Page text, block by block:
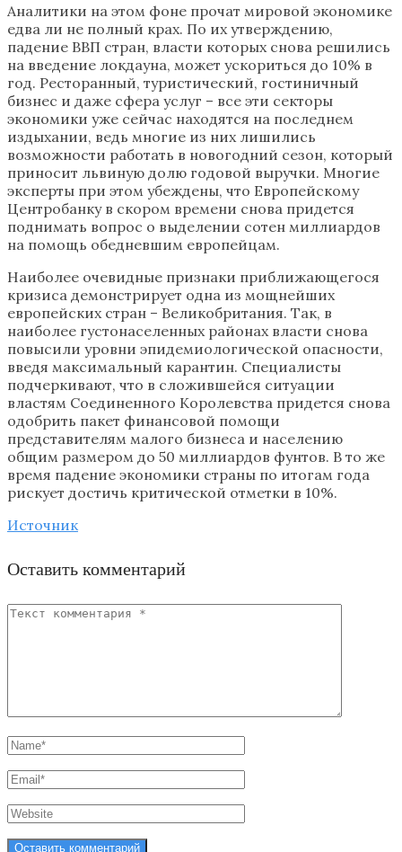
Аналитики на этом фоне прочат мировой экономике
едва ли не полный крах. По их утверждению,
падение ВВП стран, власти которых снова решились
на введение локдауна, может ускориться до 10% в
год. Ресторанный, туристический, гостиничный
бизнес и даже сфера услуг – все эти секторы
экономики уже сейчас находятся на последнем
издыхании, ведь многие из них лишились
возможности работать в новогодний сезон, который
приносит львиную долю годовой выручки. Многие
эксперты при этом убеждены, что Европейскому
Центробанку в скором времени снова придется
поднимать вопрос о выделении сотен миллиардов
на помощь обедневшим европейцам.
Наиболее очевидные признаки приближающегося
кризиса демонстрирует одна из мощнейших
европейских стран – Великобритания. Так, в
наиболее густонаселенных районах власти снова
повысили уровни эпидемиологической опасности,
введя максимальный карантин. Специалисты
подчеркивают, что в сложившейся ситуации
властям Соединенного Королевства придется снова
одобрить пакет финансовой помощи
представителям малого бизнеса и населению
общим размером до 50 миллиардов фунтов. В то же
время падение экономики страны по итогам года
рискует достичь критической отметки в 10%.
Источник
Оставить комментарий